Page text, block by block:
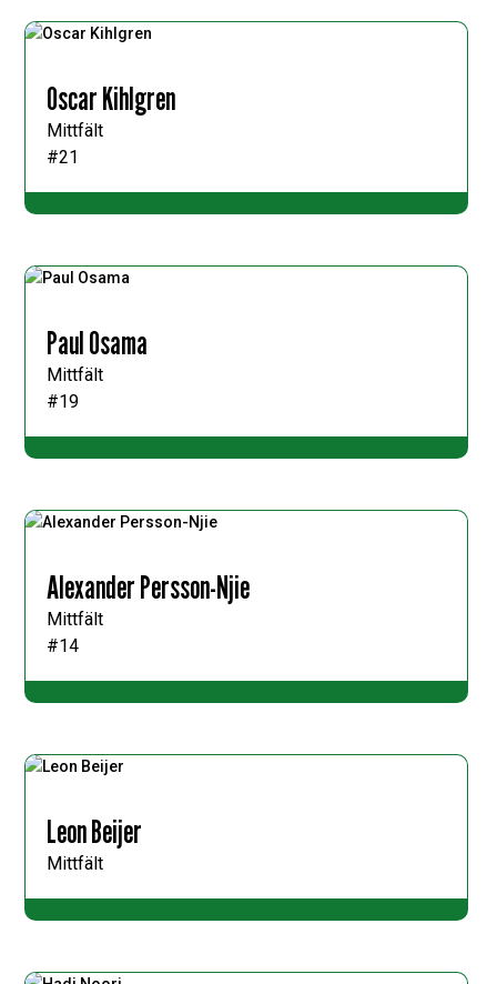
Oscar Kihlgren
Mittfält
#21
Paul Osama
Mittfält
#19
Alexander Persson-Njie
Mittfält
#14
Leon Beijer
Mittfält